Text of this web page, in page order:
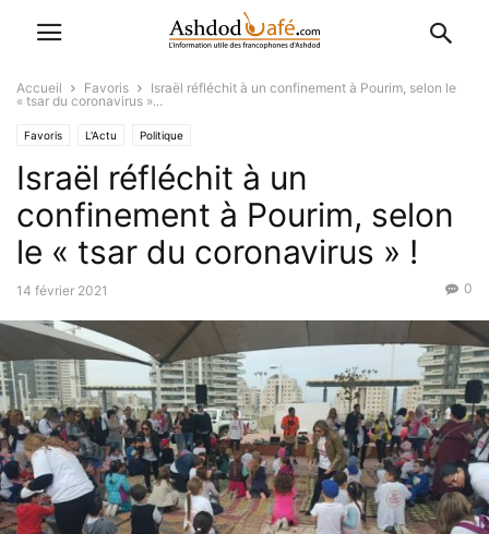
Accueil Favoris
Israël réfléchit à un confinement à Pourim, selon le
« tsar du coronavirus »...
Favoris L'Actu Politique
Israël réfléchit à un
confinement à Pourim, selon
le « tsar du coronavirus » !
14 février 2021 0